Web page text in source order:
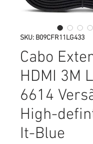
SKU: B09CFR11LG433
Cabo
HDMI 3M
6614
High-
It-Blue